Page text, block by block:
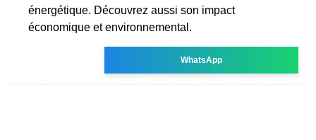
énergétique. Découvrez aussi son impact
économique et environnemental.
WhatsApp